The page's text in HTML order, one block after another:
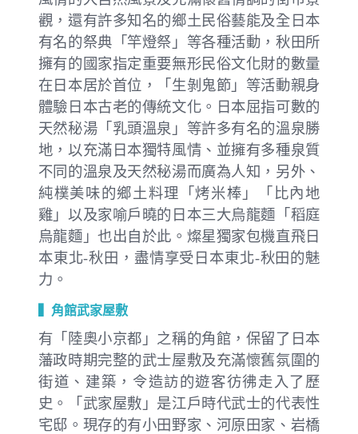
觀，還有許多知名的鄉土民俗藝能及全日本
有名的祭典「竿燈祭」等各種活動，秋田所
擁有的國家指定重要無形民俗文化財的數量
在日本居於首位，「生剝鬼節」等活動親身
體驗日本古老的傳統文化。日本屈指可數的
天然秘湯「乳頭溫泉」等許多有名的溫泉勝
地，以充滿日本獨特風情、並擁有多種泉質
不同的溫泉及天然秘湯而廣為人知，另外、
純樸美味的鄉土料理「烤米棒」「比內地
雞」以及家喻戶曉的日本三大烏龍麵「稻庭
烏龍麵」也出自於此。燦星獨家包機直飛日
本東北-秋田，盡情享受日本東北-秋田的魅
力。
▍角館武家屋敷
有「陸奧小京都」之稱的角館，保留了日本
藩政時期完整的武士屋敷及充滿懷舊氛圍的
街道、建築，令造訪的遊客彷彿走入了歷
史。「武家屋敷」是江戶時代武士的代表性
宅邸。現存的有小田野家、河原田家、岩橋